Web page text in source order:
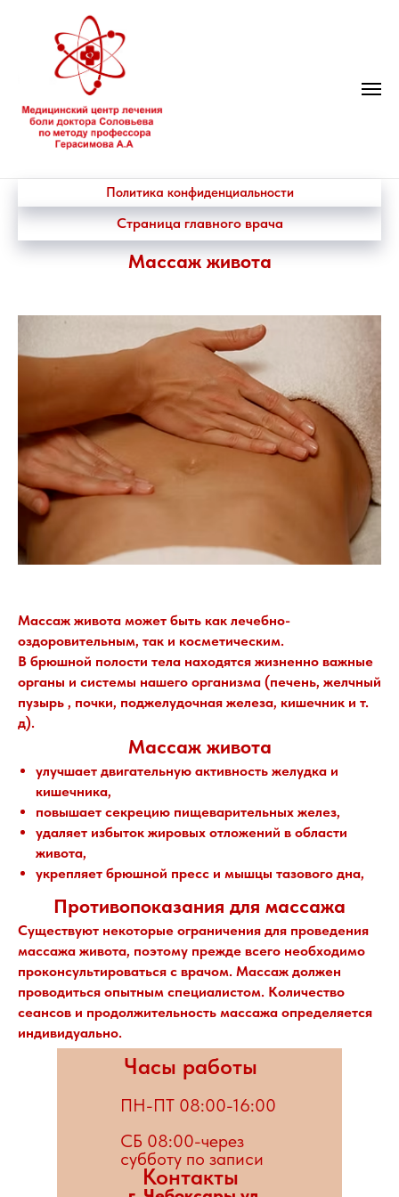
Политика конфиденциальности
Страница главного врача
Массаж живота
Массаж живота может быть как лечебно-
оздоровительным, так и косметическим.
В брюшной полости тела находятся жизненно важные
органы и системы нашего организма (печень, желчный
пузырь , почки, поджелудочная железа, кишечник и т.
д).
Массаж живота
улучшает двигательную активность желудка и
кишечника,
повышает секрецию пищеварительных желез,
удаляет избыток жировых отложений в области
живота,
укрепляет брюшной пресс и мышцы тазового дна,
Противопоказания для массажа
Существуют некоторые ограничения для проведения
массажа живота, поэтому прежде всего необходимо
проконсультироваться с врачом. Массаж должен
проводиться опытным специалистом. Количество
сеансов и продолжительность массажа определяется
индивидуально.
ПН-ПТ 08:00-16:00
СБ 08:00-через
субботу по записи
Контакты
Часы работы